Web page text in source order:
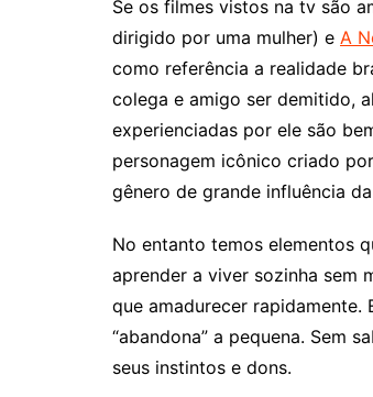
Se os filmes vistos na tv são
dirigido por uma mulher) e A
como referência a realidade
colega e amigo ser demitido,
experienciadas por ele são
personagem icônico criado
gênero de grande influência
No entanto temos elementos
aprender a viver sozinha sem
que amadurecer rapidamente.
“abandona” a pequena. Sem
seus instintos e dons.